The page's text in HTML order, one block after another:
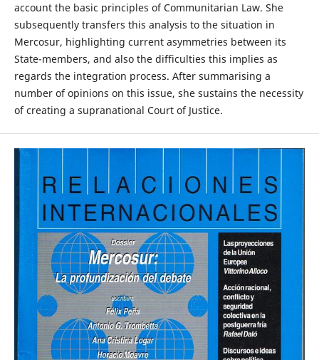
account the basic principles of Communitarian Law. She
subsequently transfers this analysis to the situation in
Mercosur, highlighting current asymmetries between its
State-members, and also the difficulties this implies as
regards the integration process. After summarising a
number of opinions on this issue, she sustains the necessity
of creating a supranational Court of Justice.